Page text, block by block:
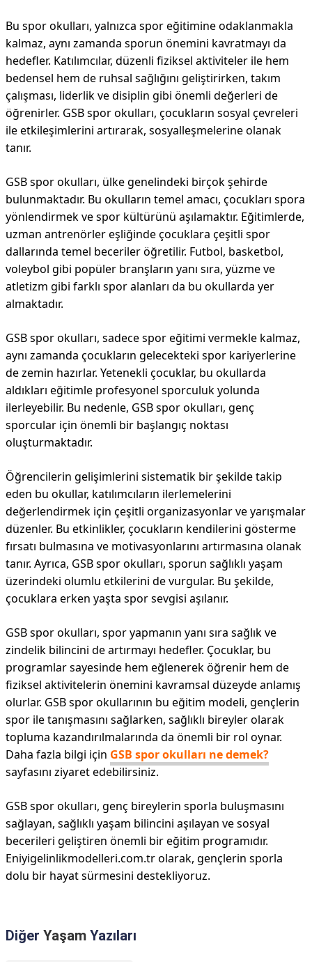
Bu spor okulları, yalnızca spor eğitimine odaklanmakla
kalmaz, aynı zamanda sporun önemini kavratmayı da
hedefler. Katılımcılar, düzenli fiziksel aktiviteler ile hem
bedensel hem de ruhsal sağlığını geliştirirken, takım
çalışması, liderlik ve disiplin gibi önemli değerleri de
öğrenirler. GSB spor okulları, çocukların sosyal çevreleri
ile etkileşimlerini artırarak, sosyalleşmelerine olanak
tanır.
GSB spor okulları, ülke genelindeki birçok şehirde
bulunmaktadır. Bu okulların temel amacı, çocukları spora
yönlendirmek ve spor kültürünü aşılamaktır. Eğitimlerde,
uzman antrenörler eşliğinde çocuklara çeşitli spor
dallarında temel beceriler öğretilir. Futbol, basketbol,
voleybol gibi popüler branşların yanı sıra, yüzme ve
atletizm gibi farklı spor alanları da bu okullarda yer
almaktadır.
GSB spor okulları, sadece spor eğitimi vermekle kalmaz,
aynı zamanda çocukların gelecekteki spor kariyerlerine
de zemin hazırlar. Yetenekli çocuklar, bu okullarda
aldıkları eğitimle profesyonel sporculuk yolunda
ilerleyebilir. Bu nedenle, GSB spor okulları, genç
sporcular için önemli bir başlangıç noktası
oluşturmaktadır.
Öğrencilerin gelişimlerini sistematik bir şekilde takip
eden bu okullar, katılımcıların ilerlemelerini
değerlendirmek için çeşitli organizasyonlar ve yarışmalar
düzenler. Bu etkinlikler, çocukların kendilerini gösterme
fırsatı bulmasına ve motivasyonlarını artırmasına olanak
tanır. Ayrıca, GSB spor okulları, sporun sağlıklı yaşam
üzerindeki olumlu etkilerini de vurgular. Bu şekilde,
çocuklara erken yaşta spor sevgisi aşılanır.
GSB spor okulları, spor yapmanın yanı sıra sağlık ve
zindelik bilincini de artırmayı hedefler. Çocuklar, bu
programlar sayesinde hem eğlenerek öğrenir hem de
fiziksel aktivitelerin önemini kavramsal düzeyde anlamış
olurlar. GSB spor okullarının bu eğitim modeli, gençlerin
spor ile tanışmasını sağlarken, sağlıklı bireyler olarak
topluma kazandırılmalarında da önemli bir rol oynar.
Daha fazla bilgi için GSB spor okulları ne demek?
sayfasını ziyaret edebilirsiniz.
GSB spor okulları, genç bireylerin sporla buluşmasını
sağlayan, sağlıklı yaşam bilincini aşılayan ve sosyal
becerileri geliştiren önemli bir eğitim programıdır.
Eniyigelinlikmodelleri.com.tr olarak, gençlerin sporla
dolu bir hayat sürmesini destekliyoruz.
Diğer Yaşam Yazıları